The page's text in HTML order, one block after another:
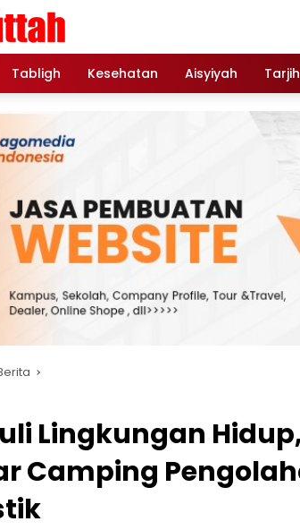
Tabligh Kesehatan Aisyiyah Tarjih
Lingkungan Hidup,
Camping